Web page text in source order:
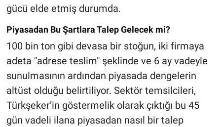
gücü elde etmiş durumda.
Piyasadan Bu Şartlara Talep Gelecek mi?
100 bin ton gibi devasa bir stoğun, iki firmaya
adeta "adrese teslim" şeklinde ve 6 ay vadeyle
sunulmasının ardından piyasada dengelerin
altüst olduğu belirtiliyor. Sektör temsilcileri,
Türkşeker’in göstermelik olarak çıktığı bu 45
gün vadeli ilana piyasadan nasıl bir talep